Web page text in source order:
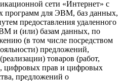
сети «Интернет» с
программ для ЭВМ, баз данных,
предоставления удаленного
и (или) базам данных, по
(в том числе посредством
предложений,
товаров (работ,
цифровых прав и цифровых
предложений о